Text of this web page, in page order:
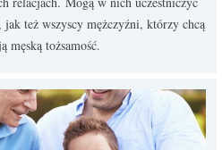
też wszyscy mężczyźni, którzy chcą
męską tożsamość.